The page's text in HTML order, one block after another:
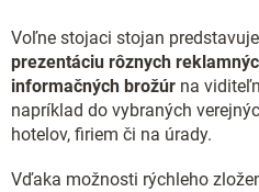
Voľne stojaci stojan predstavuje
prezentáciu rôznych
informačných brožúr na
napríklad do vybraných
hotelov, firiem či na úrady.
Vďaka možnosti rýchleho